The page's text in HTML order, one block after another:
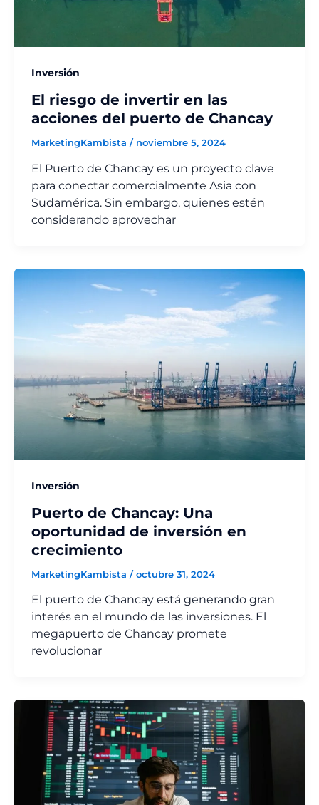
Inversión
El riesgo de invertir en las
acciones del puerto de Chancay
MarketingKambista / noviembre 5, 2024
El Puerto de Chancay es un proyecto clave
para conectar comercialmente Asia con
Sudamérica. Sin embargo, quienes estén
considerando aprovechar
Inversión
Puerto de Chancay: Una
oportunidad de inversión en
crecimiento
MarketingKambista /octubre 31, 2024
El puerto de Chancay está generando gran
interés en el mundo de las inversiones. El
megapuerto de Chancay promete
revolucionar